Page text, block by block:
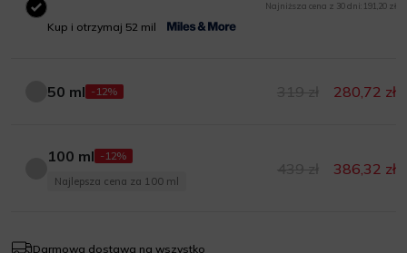
30 ml
Kup i otrzymaj 52 mil
Najniższa cena z 30 dni: 191,20 zł
50 ml
50 ml -12% 280,72 zł
100 ml
100 ml -12%
Najlepsza cena za 100 ml
386,32 zł
Darmowa dostawa na wszystko